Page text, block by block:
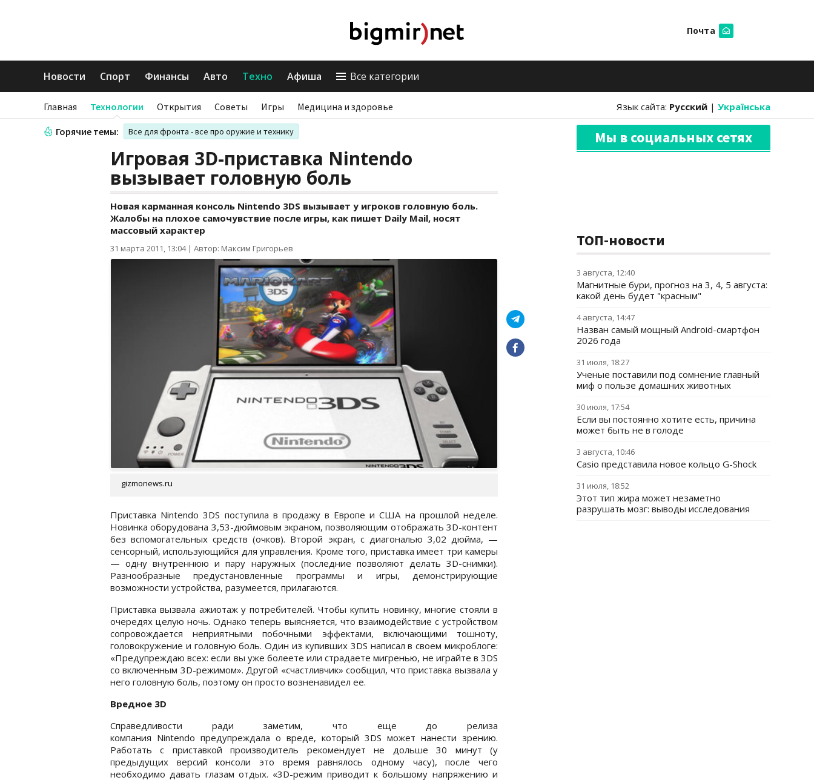
Почта
Новости Спорт Финансы Авто Техно Афиша Все категории
Главная Технологии Открытия Советы Игры Медицина и здоровье Язык сайта: Русский | Українська
Горячие темы: Все для фронта - все про оружие и технику
Игровая 3D-приставка Nintendo
вызывает головную боль
Новая карманная консоль Nintendo 3DS вызывает у игроков головную боль.
Жалобы на плохое самочувствие после игры, как пишет Daily Mail, носят
массовый характер
31 марта 2011, 13:04| Автор: Максим Григорьев
gizmonews.ru
Приставка Nintendo 3DS поступила в продажу в Европе и США на прошлой неделе.
Новинка оборудована 3,53-дюймовым экраном, позволяющим отображать 3D-контент
без вспомогательных средств (очков). Второй экран, с диагональю 3,02 дюйма, —
сенсорный, использующийся для управления. Кроме того, приставка имеет три камеры
— одну внутреннюю и пару наружных (последние позволяют делать 3D-снимки).
Разнообразные предустановленные программы и игры, демонстрирующие
возможности устройства, разумеется, прилагаются.
Приставка вызвала ажиотаж у потребителей. Чтобы купить новинку, многие стояли в
очередях целую ночь. Однако теперь выясняется, что взаимодействие с устройством
сопровождается неприятными побочными эффектами, включающими тошноту,
головокружение и головную боль. Один из купивших 3DS написал в своем микроблоге:
«Предупреждаю всех: если вы уже болеете или страдаете мигренью, не играйте в 3DS
со включенным 3D-режимом». Другой «счастливчик» сообщил, что приставка вызвала у
него головную боль, поэтому он просто возненавидел ее.
Вредное 3D
Справедливости ради заметим, что еще до релиза
компания Nintendo предупреждала о вреде, который 3DS может нанести зрению.
Работать с приставкой производитель рекомендует не дольше 30 минут (у
предыдущих версий консоли это время равнялось одному часу), после чего
необходимо давать глазам отдых. «3D-режим приводит к большому напряжению и
Мы в социальных сетях
ТОП-новости
3 августа, 12:40
Магнитные бури, прогноз на 3, 4, 5 августа:
какой день будет "красным"
4 августа, 14:47
Назван самый мощный Android-смартфон
2026 года
31 июля, 18:27
Ученые поставили под сомнение главный
миф о пользе домашних животных
30 июля, 17:54
Если вы постоянно хотите есть, причина
может быть не в голоде
3 августа, 10:46
Casio представила новое кольцо G-Shock
31 июля, 18:52
Этот тип жира может незаметно
разрушать мозг: выводы исследования